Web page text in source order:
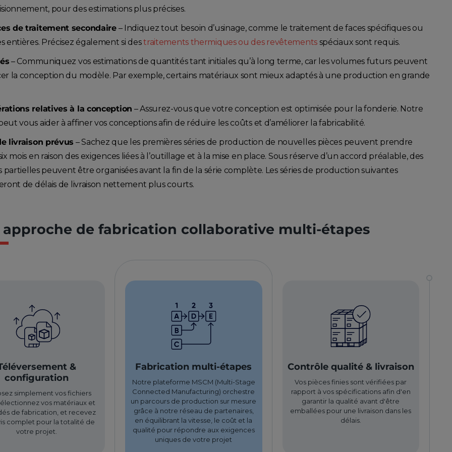
pour des estimations plus précises.
de traitement secondaire– Indiquez tout besoin d’usinage, comme le traitement de faces spécifiques ou
entières. Précisez également si destraitements thermiques ou des revêtementsspéciaux sont requis.
– Communiquez vos estimations de quantités tant initiales qu’à long terme, car les volumes futurs peuvent
la conception du modèle. Par exemple, certains matériaux sont mieux adaptés à une production en grande
relatives à la conception – Assurez-vous que votre conception est optimisée pour la fonderie. Notre
vous aider à affiner vos conceptions afin de réduire les coûts et d’améliorer la fabricabilité.
livraison prévus – Sachez que les premières séries de production de nouvelles pièces peuvent prendre
mois en raison des exigences liées à l’outillage et à la mise en place. Sous réserve d’un accord préalable, des
partielles peuvent être organisées avant la fin de la série complète. Les séries de production suivantes
de délais de livraison nettement plus courts.
de fabrication collaborative multi-étapes
&
configuration
simplement vos fichiers
vos matériaux et
de fabrication, et recevez
complet pour la totalité de
votre projet.
Fabrication multi-étapes
Notre plateforme MSCM (Multi-Stage
Connected Manufacturing) orchestre
un parcours de production sur mesure
grâce à notre réseau de partenaires,
en équilibrant la vitesse, le coût et la
qualité pour répondre aux exigences
uniques de votre projet
Contrôle qualité & livraison
Vos pièces finies sont vérifiées par
rapport à vos spécifications afin d'en
garantir la qualité avant d'être
emballées pour une livraison dans les
délais.